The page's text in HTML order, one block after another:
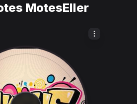
MotesEller